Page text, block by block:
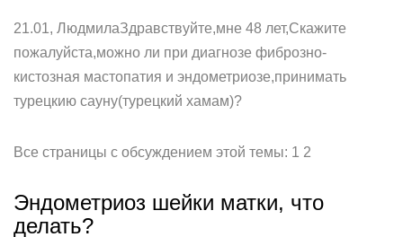
21.01, ЛюдмилаЗдравствуйте,мне 48 лет,Скажите
пожалуйста,можно ли при диагнозе фиброзно-
кистозная мастопатия и эндометриозе,принимать
турецкию сауну(турецкий хамам)?
Все страницы с обсуждением этой темы: 1 2
Эндометриоз шейки матки, что
делать?